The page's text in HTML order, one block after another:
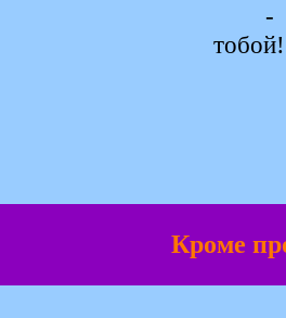
-
тобой!
Кроме